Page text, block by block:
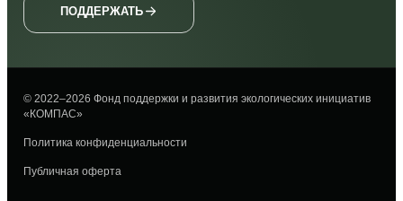
ПОДДЕРЖАТЬ
© 2022–2026 Фонд поддержки и развития экологических инициатив
«КОМПАС»
Политика конфиденциальности
Публичная оферта